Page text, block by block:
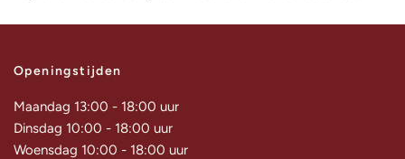
Openingstijden
Maandag 13:00 - 18:00 uur
Dinsdag 10:00 - 18:00 uur
Woensdag 10:00 - 18:00 uur